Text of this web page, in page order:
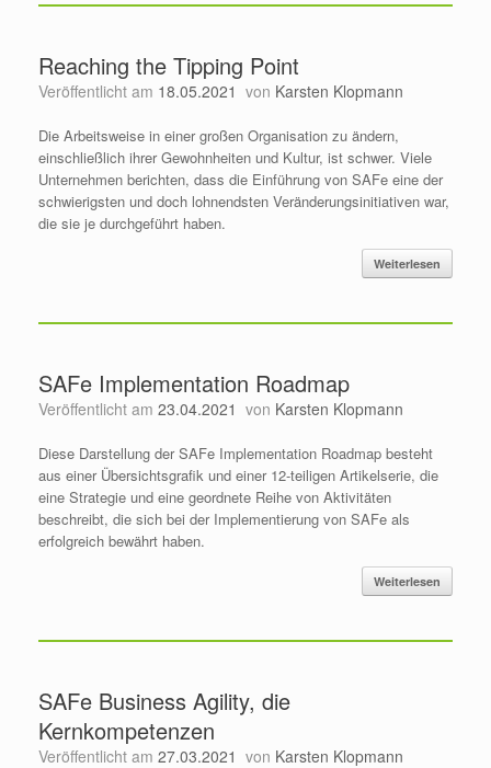
Reaching the Tipping Point
Veröffentlicht am 18.05.2021 von Karsten Klopmann
Die Arbeitsweise in einer großen Organisation zu ändern,
einschließlich ihrer Gewohnheiten und Kultur, ist schwer. Viele
Unternehmen berichten, dass die Einführung von SAFe eine der
schwierigsten und doch lohnendsten Veränderungsinitiativen war,
die sie je durchgeführt haben.
Weiterlesen
SAFe Implementation Roadmap
Veröffentlicht am 23.04.2021 von Karsten Klopmann
Diese Darstellung der SAFe Implementation Roadmap besteht
aus einer Übersichtsgrafik und einer 12-teiligen Artikelserie, die
eine Strategie und eine geordnete Reihe von Aktivitäten
beschreibt, die sich bei der Implementierung von SAFe als
erfolgreich bewährt haben.
Weiterlesen
SAFe Business Agility, die
Kernkompetenzen
Veröffentlicht am 27.03.2021 von Karsten Klopmann